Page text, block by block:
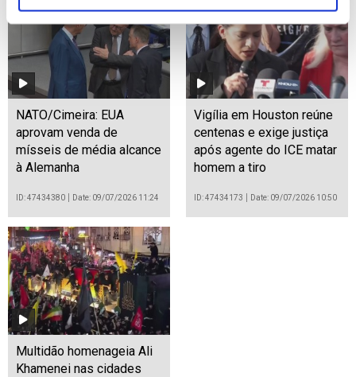
NATO/Cimeira: EUA
aprovam venda de
mísseis de média alcance
à Alemanha
ID: 47434380 Date: 09/07/2026 11:24
Vigília em Houston reúne
centenas e exige justiça
após agente do ICE matar
homem a tiro
ID: 47434173 Date: 09/07/2026 10:50
Multidão homenageia Ali
Khamenei nas cidades